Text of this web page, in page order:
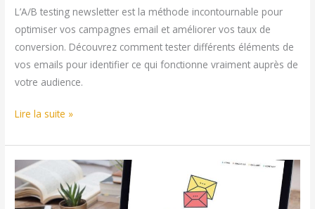
L’A/B testing newsletter est la méthode incontournable pour
optimiser vos campagnes email et améliorer vos taux de
conversion. Découvrez comment tester différents éléments de
vos emails pour identifier ce qui fonctionne vraiment auprès de
votre audience.
A/B
newsletter
Guide
complet
Lire la suite »